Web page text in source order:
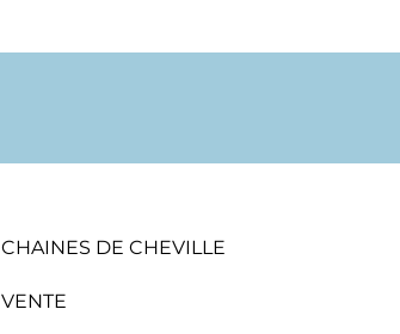
CHAINES DE CHEVILLE
VENTE